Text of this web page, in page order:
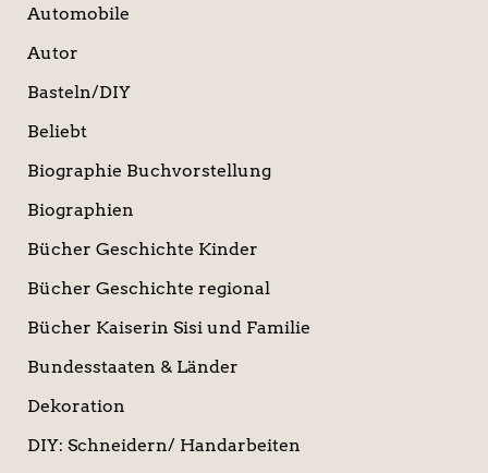
Automobile
Autor
Basteln/DIY
Beliebt
Biographie Buchvorstellung
Biographien
Bücher Geschichte Kinder
Bücher Geschichte regional
Bücher Kaiserin Sisi und Familie
Bundesstaaten & Länder
Dekoration
DIY: Schneidern/ Handarbeiten